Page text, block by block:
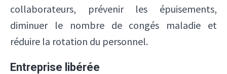
collaborateurs, prévenir les épuisements,
diminuer le nombre de congés maladie et
réduire la rotation du personnel.
Entreprise libérée